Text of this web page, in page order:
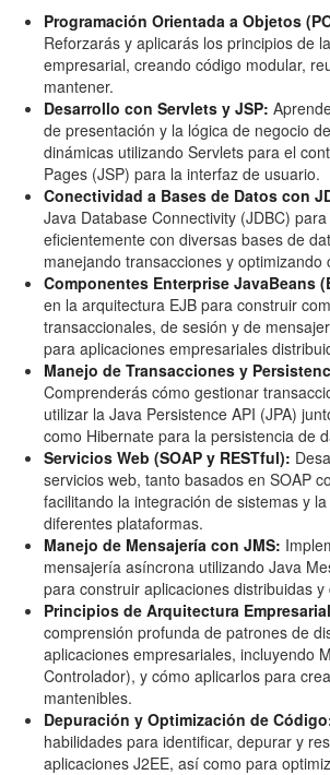
Programación Orientada a Objetos
Reforzarás y aplicarás los principios de
empresarial, creando código modular,
mantener.
Desarrollo con Servlets y JSP:
de presentación y la lógica de negocio
dinámicas utilizando Servlets para el
Pages (JSP) para la interfaz de usuario.
Conectividad a Bases de Datos con
Java Database Connectivity (JDBC)
eficientemente con diversas bases de
manejando transacciones y optimizando
Componentes Enterprise JavaBeans
en la arquitectura EJB para construir
transaccionales, de sesión y de
para aplicaciones empresariales
Manejo de Transacciones y
Comprenderás cómo gestionar
utilizar la Java Persistence API (JPA)
como Hibernate para la persistencia de
Servicios Web (SOAP y RESTful):
servicios web, tanto basados en SOAP
facilitando la integración de sistemas y
diferentes plataformas.
Manejo de Mensajería con JMS:
mensajería asíncrona utilizando Java
para construir aplicaciones distribuidas y
Principios de Arquitectura
comprensión profunda de patrones de
aplicaciones empresariales, incluyendo
Controlador), y cómo aplicarlos para
mantenibles.
Depuración y Optimización de
habilidades para identificar, depurar y
aplicaciones J2EE, así como para